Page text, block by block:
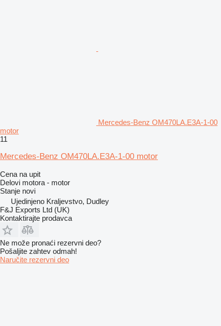
Mercedes-Benz OM470LA.E3A-1-00
motor
11
Mercedes-Benz OM470LA.E3A-1-00 motor
Cena na upit
Delovi motora - motor
Stanje novi
Ujedinjeno Kraljevstvo, Dudley
F&J Exports Ltd (UK)
Kontaktirajte prodavca
Ne može pronaći rezervni dеo?
Pošaljite zahtev odmah!
Naručite rezervni dеo